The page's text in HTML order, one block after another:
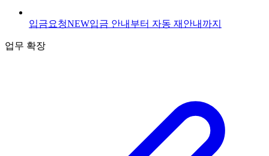
입금요청NEW입금 안내부터 자동 재안내까지
업무 확장